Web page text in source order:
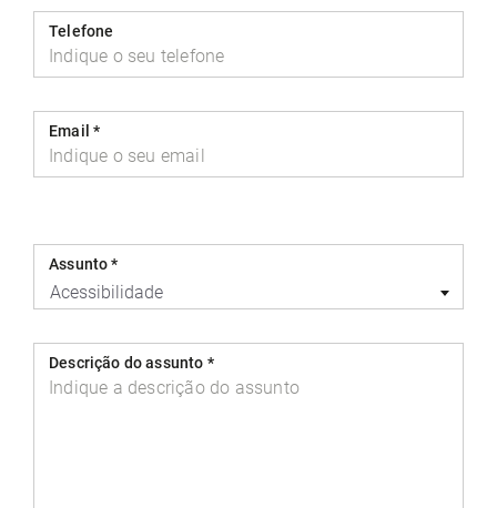
Telefone
Email*
Assunto*
Acessibilidade
Descrição do assunto *